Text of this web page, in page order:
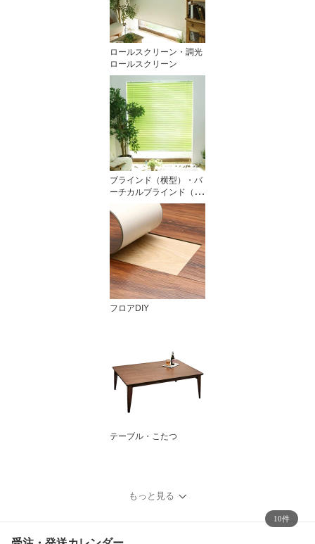
10件
ロールスクリーン・調光
ロールスクリーン
ブラインド（横型）・バ
ーチカルブラインド（縦
フロアDIY
テーブル・こたつ
もっと見る